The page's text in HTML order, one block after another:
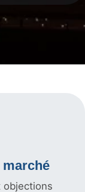
marché
objections